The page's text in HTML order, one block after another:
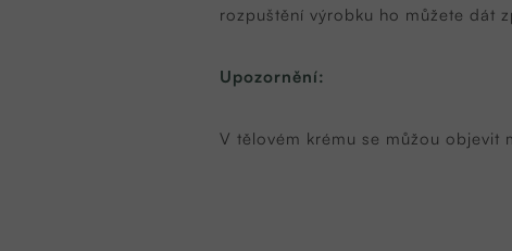
rozpuštění výrobku ho můžete dát
Upozornění:
V tělovém krému se můžou objevit